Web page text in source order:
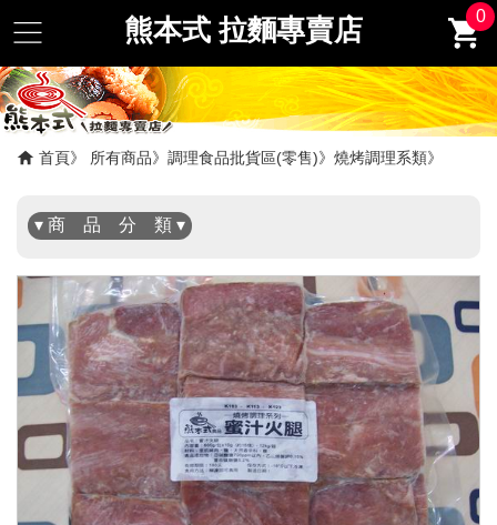
熊本式 拉麵專賣店 0
首頁 所有商品 調理食品批貨區(零售) 燒烤調理系類
▾ 商 品 分 類 ▾
✖